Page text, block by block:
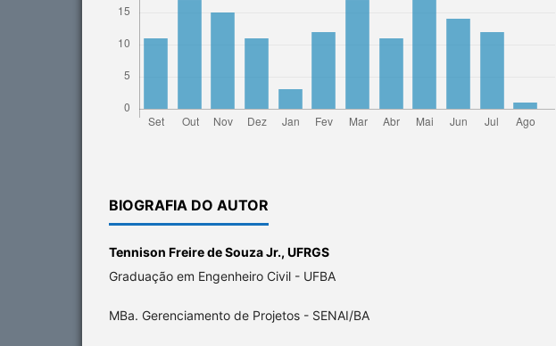
BIOGRAFIA DO AUTOR
Tennison Freire de Souza Jr., UFRGS
Graduação em Engenheiro Civil - UFBA
MBa. Gerenciamento de Projetos - SENAI/BA